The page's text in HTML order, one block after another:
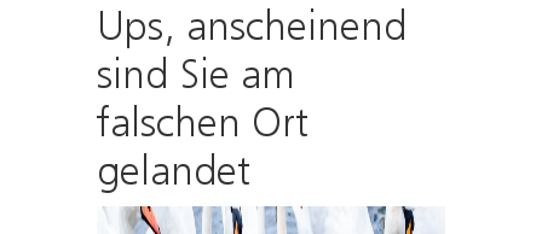
Ups, anscheinend
sind Sie am
falschen Ort
gelandet